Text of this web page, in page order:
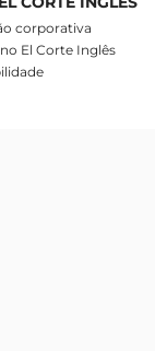
corporativa
El Corte Inglês